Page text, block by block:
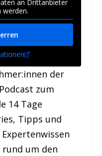
an Drittanbieter
werden.
der
zum
14 Tage
Tipps und
um den